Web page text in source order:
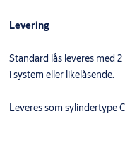
Levering
Standard lås leveres med
i system eller likelåsende.
Leveres som sylindertype